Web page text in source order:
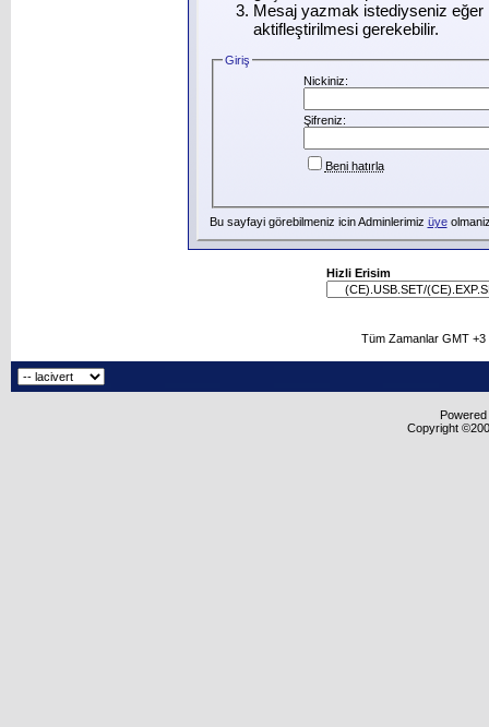
Mesaj yazmak istediyseniz eğer
aktifleştirilmesi gerekebilir.
Giriş
Nickiniz:
Şifreniz:
Beni hatırla
Bu sayfayi görebilmeniz icin Adminlerimiz üye
Hizli Erisim
Tüm Zamanlar GMT
Copyright